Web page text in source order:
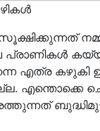
സൂക്ഷിക്കുന്നത്
പ്രാണികൾ
എത്ര കഴുകി
എന്തൊക്കെ